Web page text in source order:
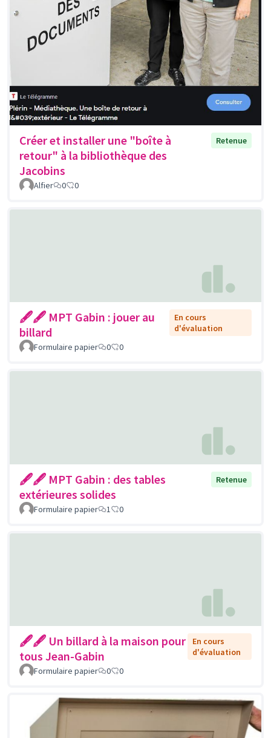
Créer et installer une "boîte à
retour" à la bibliothèque des
Jacobins
Retenue
Alfier 0 0
🖋🖋 MPT Gabin : jouer au
billard
En cours
d'évaluation
Formulaire papier
0 0
🖋🖋 MPT Gabin : des tables
extérieures solides
Retenue
Formulaire papier 1 0
🖋🖋 Un billard à la maison pour
tous Jean-Gabin
En cours
d'évaluation
Formulaire papier
0 0